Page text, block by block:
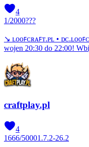
4
1/2000???
↘ ʟᴏᴏꜰᴄʀᴀꜰᴛ.ᴘʟ •
wojen 20:30 do 22:00!
craftplay.pl
4
1666/50001.7.2-26.2